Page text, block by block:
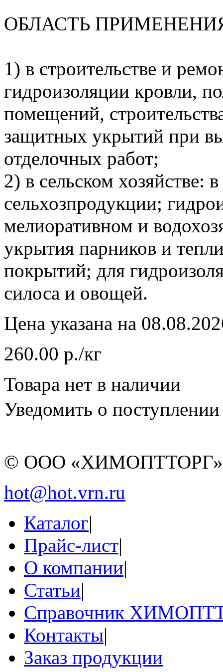
ОБЛАСТЬ
1) в строительстве и
гидроизоляции кровли,
помещений,
защитных укрытий при
отделочных работ;
2) в сельском хозяйстве:
сельхозпродукции;
мелиоративном и
укрытия парников и
покрытий; для
силоса и овощей.
Цена указана на
260.00 р./кг
Товара нет в наличии
Уведомить о поступлении
© ООО
hot@hot.vrn.ru
Каталог|
Прайс-лист|
О компании|
Статьи|
Справочник
Контакты|
Заказ продукции